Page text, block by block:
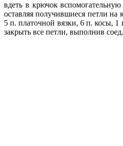
вдеть в крючок
оставляя получившиеся петли на
5 п. платочной вязки, 6 п. косы, 1
закрыть все петли, выполнив